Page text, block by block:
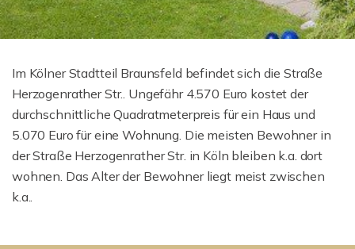
Im Kölner Stadtteil Braunsfeld befindet sich die Straße
Herzogenrather Str.. Ungefähr 4.570 Euro kostet der
durchschnittliche Quadratmeterpreis für ein Haus und
5.070 Euro für eine Wohnung. Die meisten Bewohner in
der Straße Herzogenrather Str. in Köln bleiben k.a. dort
wohnen. Das Alter der Bewohner liegt meist zwischen
k.a..